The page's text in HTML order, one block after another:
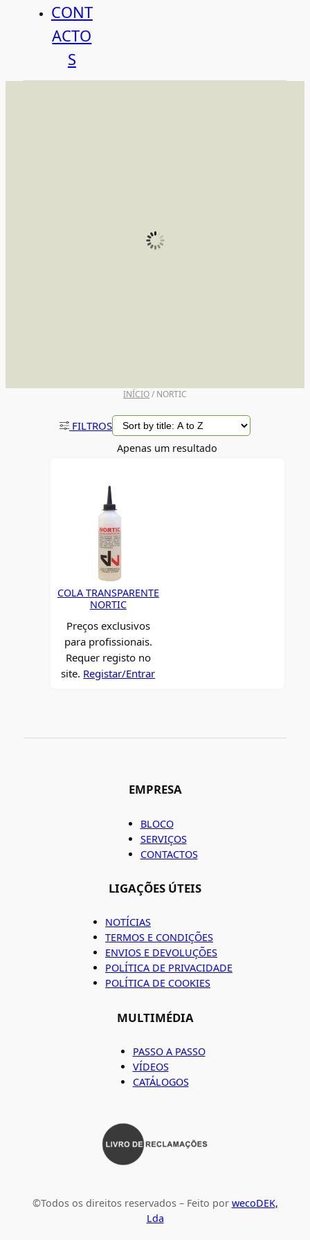
CONT
ACTO
S
INÍCIO/ NORTIC
FILTROS
Apenas um resultado
COLA TRANSPARENTE
NORTIC
Preços exclusivos
para profissionais.
Requer registo no
site. Registar/Entrar
EMPRESA
BLOCO
SERVIÇOS
CONTACTOS
LIGAÇÕES ÚTEIS
NOTÍCIAS
TERMOS E CONDIÇÕES
ENVIOS E DEVOLUÇÕES
POLÍTICA DE PRIVACIDADE
POLÍTICA DE COOKIES
MULTIMÉDIA
PASSO A PASSO
VÍDEOS
CATÁLOGOS
©Todos os direitos reservados – Feito por wecoDEK,
Lda